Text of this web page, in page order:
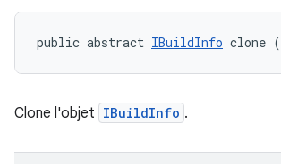
public abstract IBuildInfo clone
Clone l'objet IBuildInfo .